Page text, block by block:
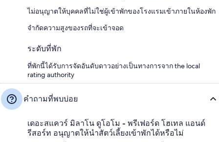
ไม่อนุญาตให้บุคคลที่ไม่ใช่ผู้เข้าพักของโรงแรมเข้าภายในห้องพัก
จำกัดความสูงของรถที่จะเข้าจอด
ระดับที่พัก
ที่พักนี้ได้รับการจัดอันดับดาวอย่างเป็นทางการจาก the local
rating authority
คำถามที่พบบ่อย
เดอะสแควร์ มิลาโน ดูโอโม - พรีเฟอร์ด โฮเทล แอนด์
รีสอร์ท อนุญาตให้นำสัตว์เลี้ยงเข้าพักได้หรือไม่